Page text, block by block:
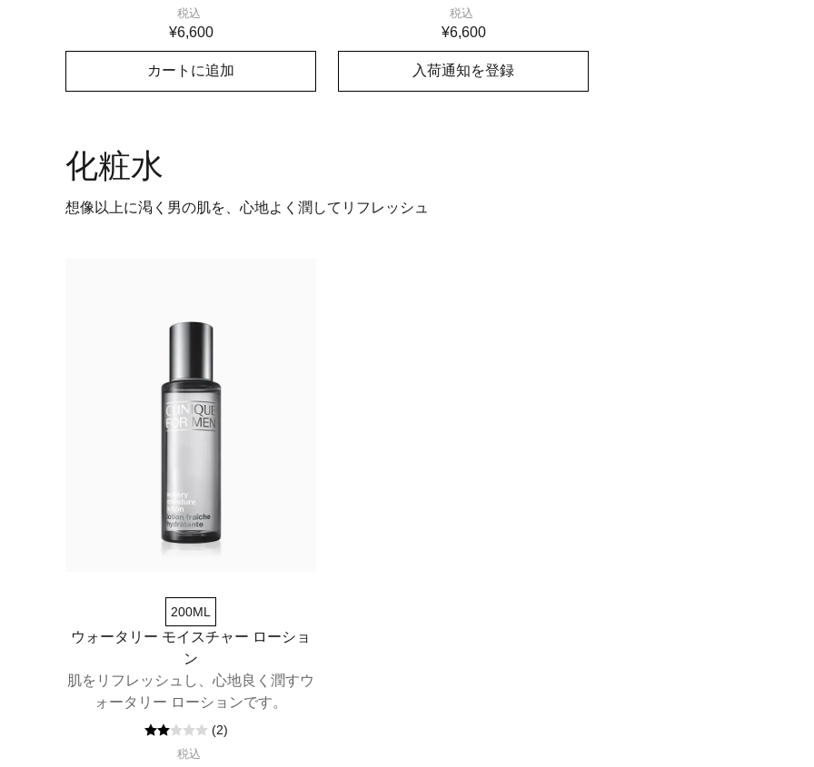
税込
¥6,600
カートに追加
税込
¥6,600
入荷通知を登録
化粧水
想像以上に渇く男の肌を、心地よく潤してリフレッシュ
200ML
ウォータリー モイスチャー ローショ
ン
肌をリフレッシュし、心地良く潤すウ
ォータリー ローションです。
(2)
税込